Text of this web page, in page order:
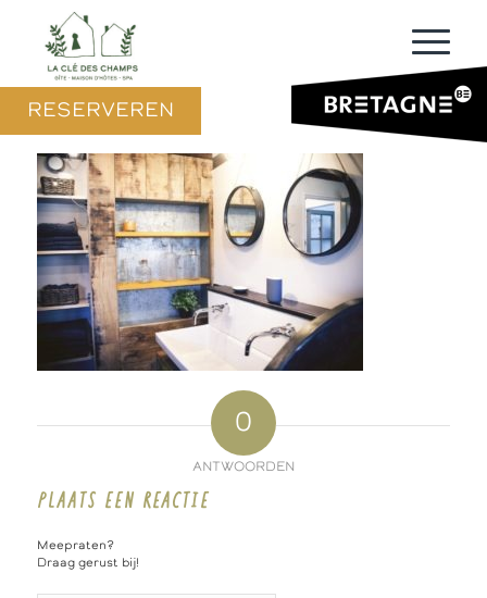
RESERVEREN
0
ANTWOORDEN
PLAATS EEN REACTIE
Meepraten?
Draag gerust bij!